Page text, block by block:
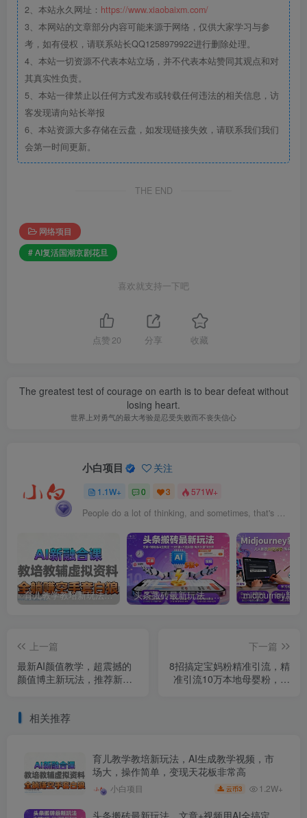
2、本站永久网址： https://www.xiaobaixm.com/
3、本网站的文章部分内容可能来源于网络，仅供大家学习与参
考，如有侵权，请联系站长QQ1258979922进行删除处理。
4、本站一切资源不代表本站立场，并不代表本站赞同其观点和对
其真实性负责。
5、本站一律禁止以任何方式发布或转载任何违法的相关信息，访
客发现请向站长举报
6、本站资源大多存储在云盘，如发现链接失效，请联系我们我们
会第一时间更新。
THE END
网络项目
# AI复活国潮京剧花旦
喜欢就支持一下吧
点赞 20 分享 收藏
The greatest test of courage on earth is to bear defeat without
losing heart.
世界上对勇气的最大考验是忍受失败而不丧失信心
小白项目 关注
1.1W+ 0 3 571W+
People do a lot of thinking, and sometimes, that's what kills us.
育儿教学教培新玩法，AI生成教学视频，市场大，操作简单，变现天花板非常高 头条搬砖最新玩法，文章+视频用AI全搞定，一天5张+不是问题，每天只需10分钟
上一篇
最新AI颜值教学，超震撼的
颜值博主新玩法，推荐新手
下一篇
8招搞定宝妈粉精准引流，精
准引流10万本地母婴粉，多
相关推荐
育儿教学教培新玩法，AI生成教学视频，市
场大，操作简单，变现天花板非常高
小白项目 云币3 1.2W+
头条搬砖最新玩法，文章+视频用AI全搞定，